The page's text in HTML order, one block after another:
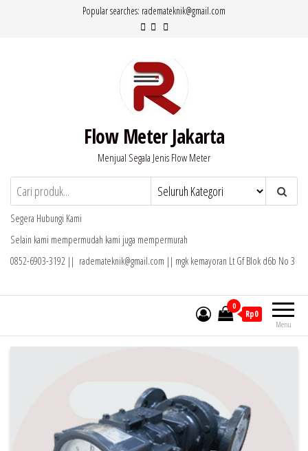
Popular searches: rademateknik@gmail.com
Flow Meter Jakarta
Menjual Segala Jenis Flow Meter
Segera Hubungi Kami
Selain kami mempermudah kami juga mempermurah
0852-6903-3192 || rademateknik@gmail.com || mgk kemayoran Lt Gf Blok d6b No 3
Menu
0
Rp0